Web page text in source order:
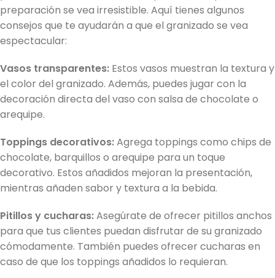
preparación se vea irresistible. Aquí tienes algunos
consejos que te ayudarán a que el granizado se vea
espectacular:
Vasos transparentes: Estos vasos muestran la textura y
el color del granizado. Además, puedes jugar con la
decoración directa del vaso con salsa de chocolate o
arequipe.
Toppings decorativos:Agrega toppings como chips de
chocolate, barquillos o arequipe para un toque
decorativo. Estos añadidos mejoran la presentación,
mientras añaden sabor y textura a la bebida.
Pitillos y cucharas:Asegúrate de ofrecer pitillos anchos
para que tus clientes puedan disfrutar de su granizado
cómodamente. También puedes ofrecer cucharas en
caso de que los toppings añadidos lo requieran.